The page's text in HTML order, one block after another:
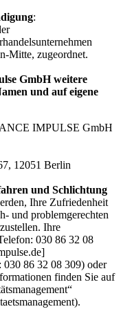
:
Mitte, zugeordnet.
GmbH weitere
und auf eigene
IMPULSE GmbH
12051 Berlin
und Schlichtung
Ihre Zufriedenheit
und problemgerechten
Ihre
030 86 32 08
86 32 08 309) oder
finden Sie auf